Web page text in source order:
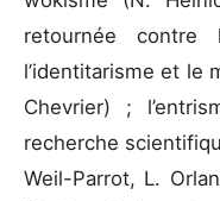
retournée
l’identitarisme et le
Chevrier) ;
recherche
Weil-Parrot, L.